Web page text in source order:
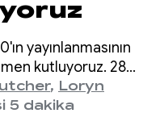
yayınlanmasının
kutluyoruz. 28
sürümünden en
yıllar içinde
, Loryn
5 dakika